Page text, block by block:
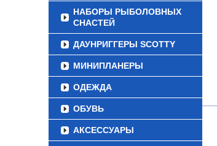
НАБОРЫ РЫБОЛОВНЫХ
СНАСТЕЙ
ДАУНРИГГЕРЫ SCOTTY
МИНИПЛАНЕРЫ
ОДЕЖДА
ОБУВЬ
АКСЕССУАРЫ